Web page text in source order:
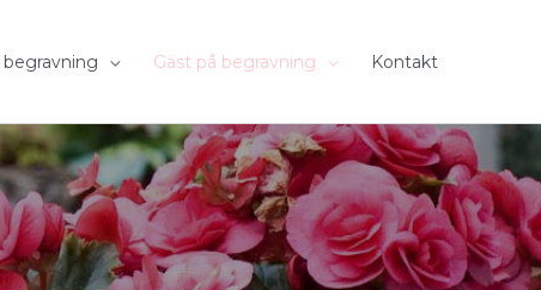
begravning Gäst på begravning Kontakt